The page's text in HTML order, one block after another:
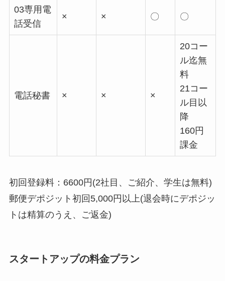
03専用電
話受信
× × 〇 〇
電話秘書 × × ×
20コー
ル迄無
料
21コー
ル目以
降
160円
課金
初回登録料：6600円(2社目、ご紹介、学生は無料)
郵便デポジット初回5,000円以上(退会時にデポジッ
トは精算のうえ、ご返金)
スタートアップの料金プラン